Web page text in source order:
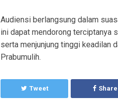
Audiensi berlangsung dalam
ini dapat mendorong terciptanya
serta menjunjung tinggi keadilan
Prabumulih.
Tweet Share